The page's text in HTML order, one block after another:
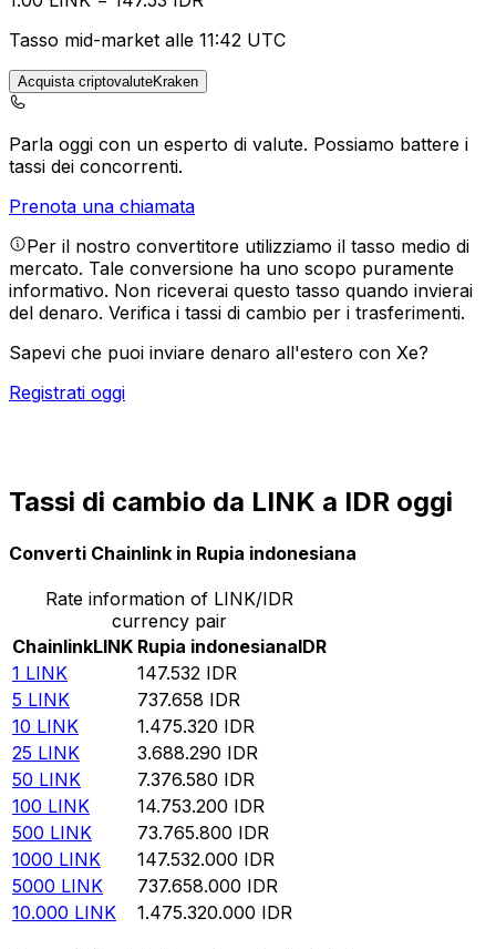
Tasso mid-market alle 11:42 UTC
Acquista criptovaluteKraken
Parla oggi con un esperto di valute. Possiamo battere i
tassi dei concorrenti.
Prenota una chiamata
Per il nostro convertitore utilizziamo il tasso medio di
mercato. Tale conversione ha uno scopo puramente
informativo. Non riceverai questo tasso quando invierai
del denaro. Verifica i tassi di cambio per i trasferimenti.
Sapevi che puoi inviare denaro all'estero con Xe?
Registrati oggi
Tassi di cambio da LINK a IDR oggi
Converti Chainlink in Rupia indonesiana
Rate information of LINK/IDR
currency pair
ChainlinkLINK Rupia indonesianaIDR
1 LINK 147.532 IDR
5 LINK 737.658 IDR
10 LINK 1.475.320 IDR
25 LINK 3.688.290 IDR
50 LINK 7.376.580 IDR
100 LINK 14.753.200 IDR
500 LINK 73.765.800 IDR
1000 LINK 147.532.000 IDR
5000 LINK 737.658.000 IDR
10.000 LINK 1.475.320.000 IDR